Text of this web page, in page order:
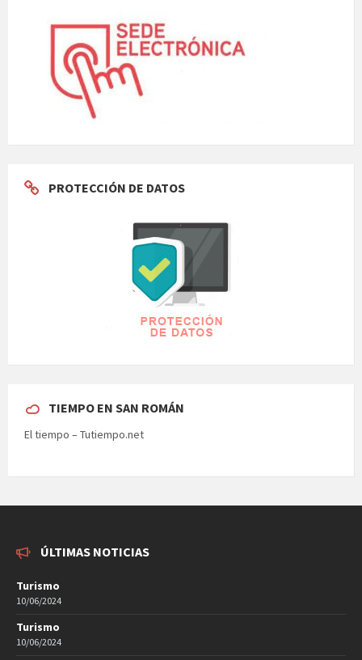
PROTECCIÓN DE DATOS
TIEMPO EN SAN ROMÁN
El tiempo – Tutiempo.net
ÚLTIMAS NOTICIAS
Turismo
10/06/2024
Turismo
10/06/2024